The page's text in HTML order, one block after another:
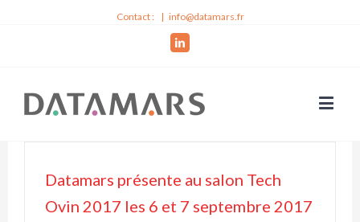
Contact : | info@datamars.fr
Linkedin
Datamars présente au salon Tech
Ovin 2017 les 6 et 7 septembre 2017